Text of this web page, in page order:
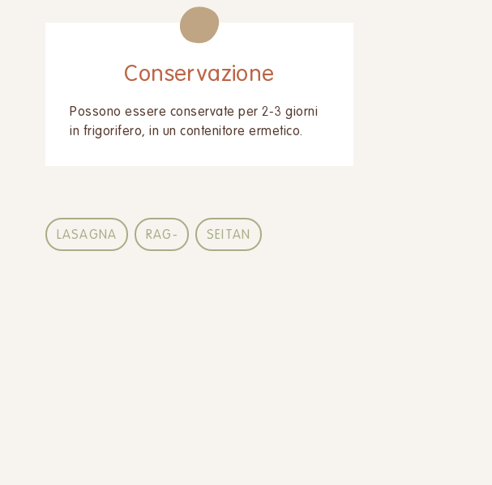
Conservazione
Possono essere conservate per 2-3 giorni
in frigorifero, in un contenitore ermetico.
LASAGNA RAG- SEITAN